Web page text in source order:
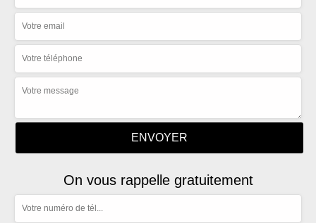
On vous rappelle gratuitement